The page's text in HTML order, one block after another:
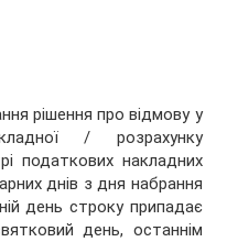
рішення про відмову у
/ розрахунку
податкових накладних
днів з дня набрання
день строку припадає
день, останнім